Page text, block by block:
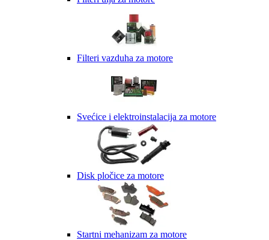
Filteri vazduha za motore
Svećice i elektroinstalacija za motore
Disk pločice za motore
Startni mehanizam za motore